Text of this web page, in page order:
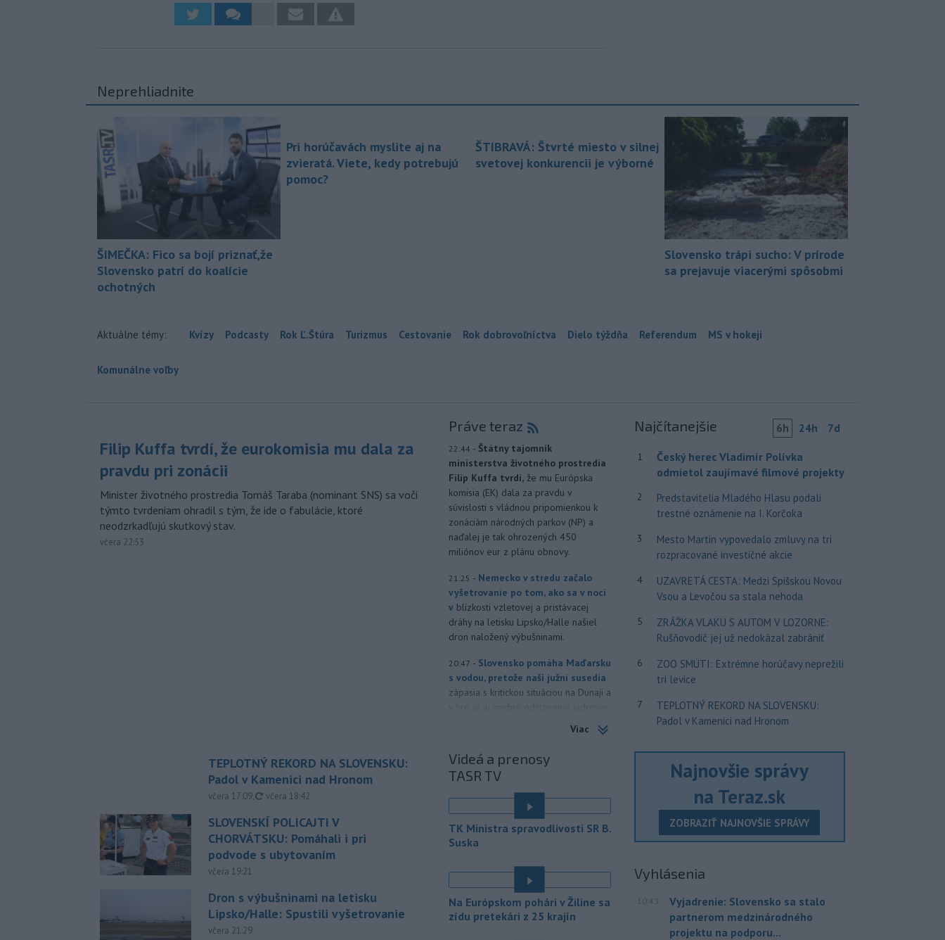
Neprehliadnite
ŠIMEČKA: Fico sa bojí priznať,že
Slovensko patrí do koalície
ochotných
Pri horúčavách myslite aj na
zvieratá. Viete, kedy potrebujú
pomoc?
ŠTIBRAVÁ: Štvrté miesto v silnej
svetovej konkurencii je výborné
Slovensko trápi sucho: V prírode
sa prejavuje viacerými spôsobmi
Aktuálne témy: Kvízy Podcasty Rok Ľ.Štúra Turizmus Cestovanie Rok dobrovoľníctva Dielo týždňa Referendum MS v hokeji
Komunálne voľby
Filip Kuffa tvrdí, že eurokomisia mu dala za
pravdu pri zonácii
Minister životného prostredia Tomáš Taraba (nominant SNS) sa voči
týmto tvrdeniam ohradil s tým, že ide o fabulácie, ktoré
neodzrkadľujú skutkový stav.
včera 22:53
TEPLOTNÝ REKORD NA SLOVENSKU:
Padol v Kamenici nad Hronom
včera 17:09, aktualizované
včera 18:42
SLOVENSKÍ POLICAJTI V
CHORVÁTSKU: Pomáhali i pri
podvode s ubytovaním
včera 19:21
Dron s výbušninami na letisku
Lipsko/Halle: Spustili vyšetrovanie
včera 21:29
Práve teraz
22:44 - Štátny tajomník
ministerstva životného prostredia
Filip Kuffa tvrdí, že mu Európska
komisia (EK) dala za pravdu v
súvislosti s vládnou pripomienkou k
zonáciám národných parkov (NP) a
naďalej je tak ohrozených 450
miliónov eur z plánu obnovy.
21:25 - Nemecko v stredu začalo
vyšetrovanie po tom, ako sa v noci
v blízkosti vzletovej a pristávacej
dráhy na letisku Lipsko/Halle našiel
dron naložený výbušninami.
20:47 - Slovensko pomáha Maďarsku
s vodou, pretože naši južní susedia
zápasia s kritickou situáciou na Dunaji a
objavila ďalší podzemný tunel,
ktorý mal
slúžiť na nelegálne
prevádzanie migrantov z Bieloruska
na územie tohto členského štátu
Európskej únie.
20:08 - Ruská dezinformačná
kandidáta, bývalého
centristického premiéra Attala. Ako
informovala agentúra AFP, odhalil ju
vládny úrad Viginum a s „vysokou
Viac
Videá a prenosy
TASR TV
TK Ministra spravodlivosti SR B.
Suska
Na Európskom pohári v Žiline sa
zídu pretekári z 25 krajín
Najčítanejšie 6h 24h 7d
1
Český herec Vladimír Polívka
odmietol zaujímavé filmové projekty
2
Predstavitelia Mladého Hlasu podali
trestné oznámenie na I. Korčoka
3
Mesto Martin vypovedalo zmluvy na tri
rozpracované investičné akcie
4
UZAVRETÁ CESTA: Medzi Spišskou Novou
Vsou a Levočou sa stala nehoda
5
ZRÁŽKA VLAKU S AUTOM V LOZORNE:
Rušňovodič jej už nedokázal zabrániť
6
ZOO SMÚTI: Extrémne horúčavy neprežili
tri levice
7
TEPLOTNÝ REKORD NA SLOVENSKU:
Padol v Kamenici nad Hronom
Najnovšie správy
na Teraz.sk
ZOBRAZIŤ NAJNOVŠIE SPRÁVY
Vyhlásenia
10:43
Vyjadrenie: Slovensko sa stalo
partnerom medzinárodného
projektu na podporu...